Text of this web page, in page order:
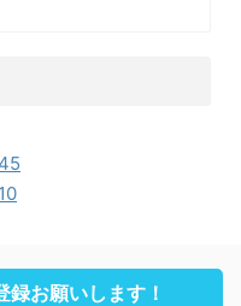
お願いします！